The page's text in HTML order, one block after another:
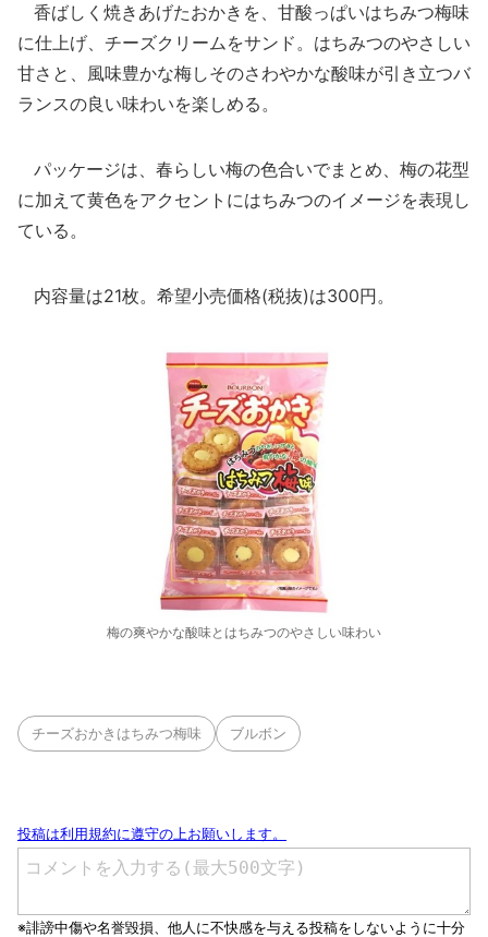
香ばしく焼きあげたおかきを、甘酸っぱいはちみつ梅味
に仕上げ、チーズクリームをサンド。はちみつのやさしい
甘さと、風味豊かな梅しそのさわやかな酸味が引き立つバ
ランスの良い味わいを楽しめる。
パッケージは、春らしい梅の色合いでまとめ、梅の花型
に加えて黄色をアクセントにはちみつのイメージを表現し
ている。
内容量は21枚。希望小売価格(税抜)は300円。
梅の爽やかな酸味とはちみつのやさしい味わい
チーズおかきはちみつ梅味 ブルボン